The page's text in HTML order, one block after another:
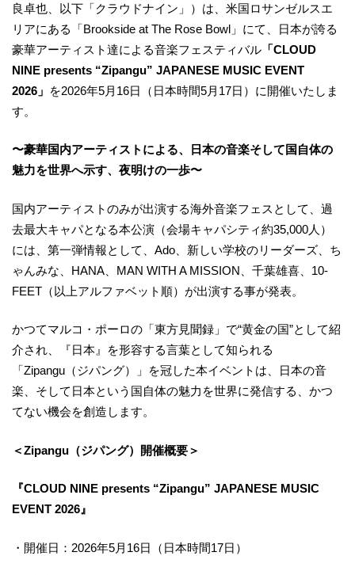
良卓也、以下「クラウドナイン」）は、米国ロサンゼルスエ
リアにある「Brookside at The Rose Bowl」にて、日本が誇る
豪華アーティスト達による音楽フェスティバル 「CLOUD
NINE presents “Zipangu” JAPANESE MUSIC EVENT
2026」 を2026年5月16日（日本時間5月17日）に開催いたしま
す。
〜豪華国内アーティストによる、日本の音楽そして国自体の
魅力を世界へ示す、夜明けの一歩〜
国内アーティストのみが出演する海外音楽フェスとして、過
去最大キャパとなる本公演（会場キャパシティ約35,000人）
には、第一弾情報として、Ado、新しい学校のリーダーズ、ち
ゃんみな、HANA、MAN WITH A MISSION、千葉雄喜、10-
FEET（以上アルファベット順）が出演する事が発表。
かつてマルコ・ポーロの「東方見聞録」で“黄金の国”として紹
介され、『日本』を形容する言葉として知られる
「Zipangu（ジパング）」を冠した本イベントは、日本の音
楽、そして日本という国自体の魅力を世界に発信する、かつ
てない機会を創造します。
＜Zipangu（ジパング）開催概要＞
『CLOUD NINE presents “Zipangu” JAPANESE MUSIC
EVENT 2026』
・開催日：2026年5月16日（日本時間17日）